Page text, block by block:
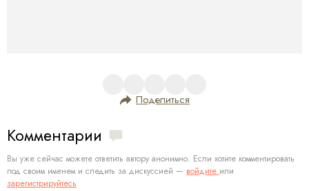
Поделиться
Комментарии
Вы уже сейчас можете ответить автору анонимно. Если хотите комментировать
под своим именем и следить за дискуссией — войдите или
зарегистрируйтесь